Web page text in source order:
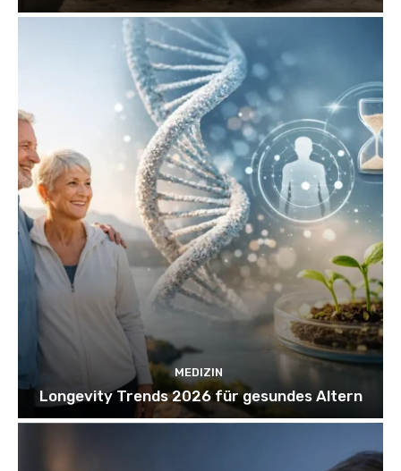
MEDIZIN
Longevity Trends 2026 für gesundes Altern